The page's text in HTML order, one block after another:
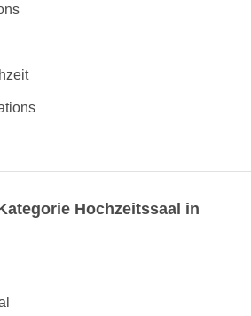
Hochzeitssaal in